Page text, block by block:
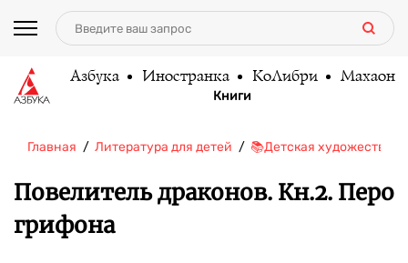
Азбука Иностранка КоЛибри Махаон
Книги
Главная Литература для детей 📚Детская
Повелитель драконов. Кн.2. Перо
грифона